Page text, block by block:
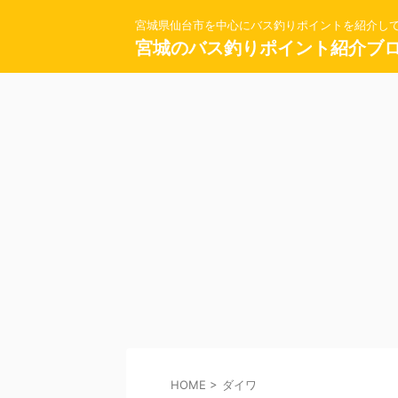
宮城県仙台市を中心にバス釣りポイントを紹介し
宮城のバス釣りポイント紹介ブ
HOME > ダイワ